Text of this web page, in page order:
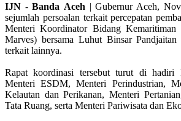
IJN -Banda Aceh | Gubernur Aceh,
sejumlah persoalan terkait percepatan
Menteri Koordinator Bidang Kemaritiman
Marves) bersama Luhut Binsar
terkait lainnya.
Rapat koordinasi tersebut turut di hadiri
Menteri ESDM, Menteri Perindustrian,
Kelautan dan Perikanan, Menteri
Tata Ruang, serta Menteri Pariwisata dan